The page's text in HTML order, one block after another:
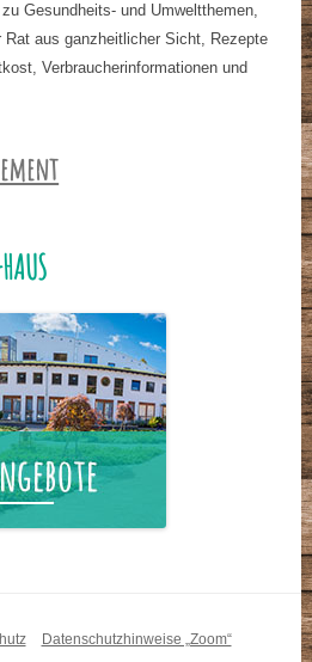
Gesundheits- und Umweltthemen,
aus ganzheitlicher Sicht, Rezepte
Verbraucherinformationen und
Datenschutzhinweise „Zoom“